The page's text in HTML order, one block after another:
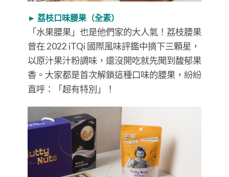
► 荔枝口味腰果（全素）
「水果腰果」也是他們家的大人氣！荔枝腰果
曾在 2022 iTQi 國際風味評鑑中摘下三顆星，
以原汁果汁粉調味，還沒開吃就先聞到馥郁果
香。大家都是首次解鎖這種口味的腰果，紛紛
直呼：「超有特別」！